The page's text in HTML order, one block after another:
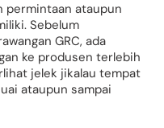
permintaan ataupun
Sebelum
GRC, ada
ke produsen terlebih
jelek jikalau tempat
ataupun sampai